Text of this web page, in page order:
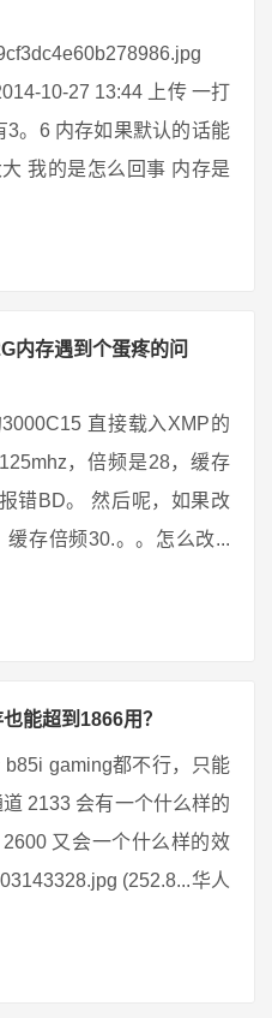
10-27 13:44 上传 一打
3。6 内存如果默认的话能
我的是怎么回事 内存是
内存遇到个蛋疼的问
直接载入XMP的
，倍频是28，缓存
错BD。 然后呢，如果改
存倍频30.。。怎么改...
能超到1866用？
gaming都不行，只能
2133 会有一个什么样的
又会一个什么样的效
(252.8...华人